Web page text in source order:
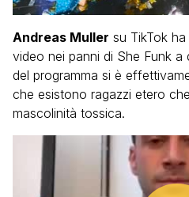
Andreas Muller su TikTok
video nei panni di She Funk a
del programma si è
che esistono ragazzi etero
mascolinità tossica.